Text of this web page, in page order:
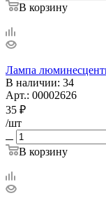
В корзину
Лампа
В наличии: 34
Арт.: 00002626
35 ₽
/шт
В корзину